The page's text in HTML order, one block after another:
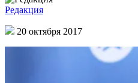
Редакция
20 октября 2017